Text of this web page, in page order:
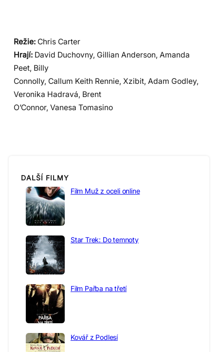
Režie: Chris Carter
Hrají: David Duchovny, Gillian Anderson, Amanda
Peet, Billy
Connolly, Callum Keith Rennie, Xzibit, Adam Godley,
Veronika Hadravá, Brent
O’Connor, Vanesa Tomasino
DALŠÍ FILMY
Film Muž z oceli online
Star Trek: Do temnoty
Film Pařba na třetí
Kovář z Podlesí